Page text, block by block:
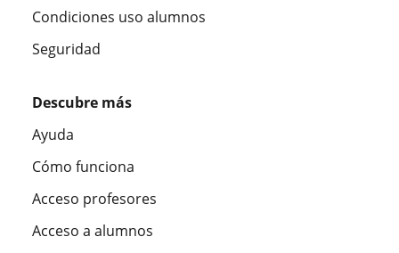
Condiciones uso alumnos
Seguridad
Descubre más
Ayuda
Cómo funciona
Acceso profesores
Acceso a alumnos